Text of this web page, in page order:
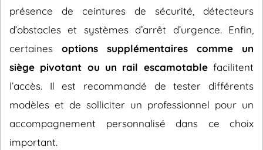
présence de ceintures de sécurité, détecteurs
d’obstacles et systèmes d’arrêt d’urgence. Enfin,
certaines options supplémentaires comme un
siège pivotant ou un rail escamotablefacilitent
l’accès. Il est recommandé de tester différents
modèles et de solliciter un professionnel pour un
accompagnement personnalisé dans ce choix
important.